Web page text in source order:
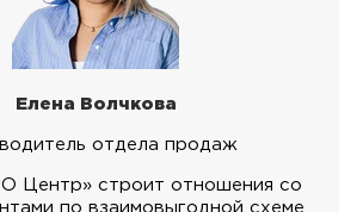
Елена Волчкова
отдела продаж
Центр» строит отношения со
по взаимовыгодной схеме.